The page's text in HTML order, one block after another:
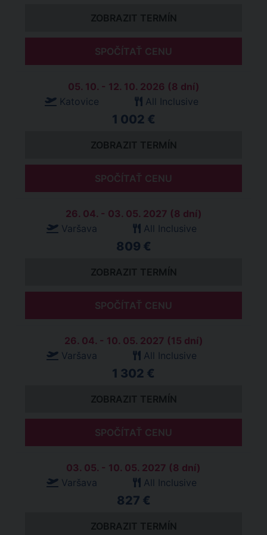
ZOBRAZIT TERMÍN
SPOČÍTAŤ CENU
05. 10. - 12. 10. 2026 (8 dní)
Katovice
All Inclusive
1 002 €
ZOBRAZIT TERMÍN
SPOČÍTAŤ CENU
26. 04. - 03. 05. 2027 (8 dní)
Varšava
All Inclusive
809 €
ZOBRAZIT TERMÍN
SPOČÍTAŤ CENU
26. 04. - 10. 05. 2027 (15 dní)
Varšava
All Inclusive
1 302 €
ZOBRAZIT TERMÍN
SPOČÍTAŤ CENU
03. 05. - 10. 05. 2027 (8 dní)
Varšava
All Inclusive
827 €
ZOBRAZIT TERMÍN